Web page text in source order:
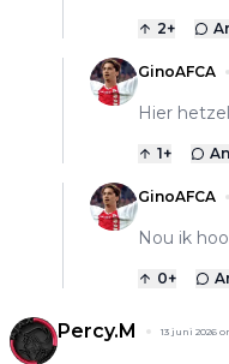
2+
GinoAFCA
Hier
1+
GinoAFCA
Nou ik
0+
Percy.M 13 juni 2026